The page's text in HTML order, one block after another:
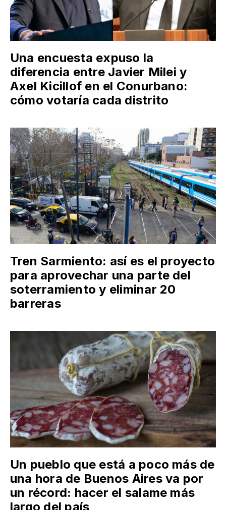
Una encuesta expuso la
diferencia entre Javier Milei y
Axel Kicillof en el Conurbano:
cómo votaría cada distrito
Tren Sarmiento: así es el proyecto
para aprovechar una parte del
soterramiento y eliminar 20
barreras
Un pueblo que está a poco más de
una hora de Buenos Aires va por
un récord: hacer el salame más
largo del país